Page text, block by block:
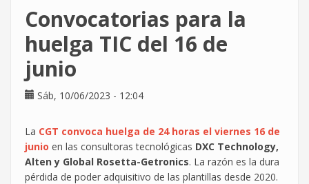
Convocatorias para la
huelga TIC del 16 de
junio
Sáb, 10/06/2023 - 12:04
La CGT convoca huelga de 24 horas el viernes 16 de
junio en las consultoras tecnológicas DXC Technology,
Alten y Global Rosetta-Getronics. La razón es la dura
pérdida de poder adquisitivo de las plantillas desde 2020.